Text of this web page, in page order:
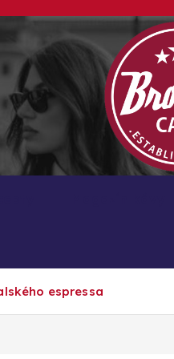
espressa